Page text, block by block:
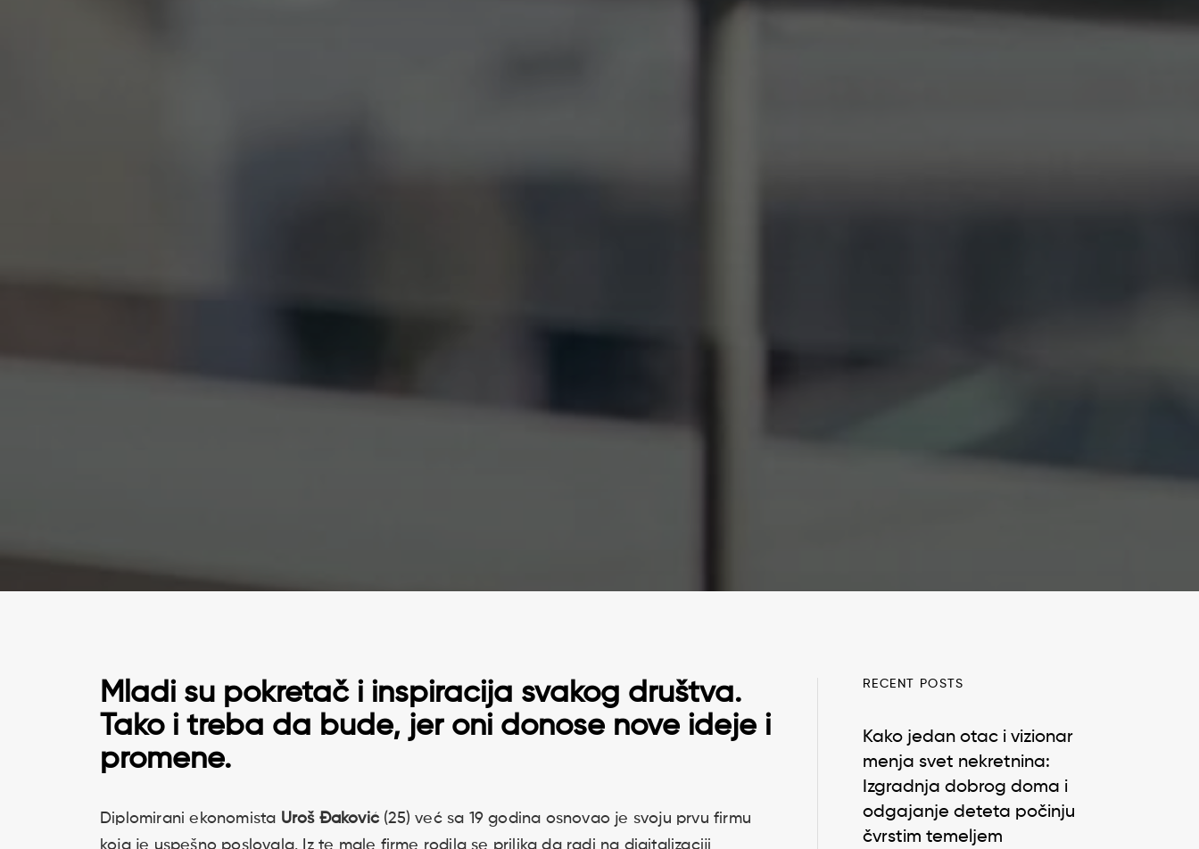
Mladi su pokretač i inspiracija svakog društva.
Tako i treba da bude, jer oni donose nove ideje i
promene.
Diplomirani ekonomista Uroš Đaković (25) već sa 19 godina osnovao je svoju prvu firmu
koja je uspešno poslovala. Iz te male firme rodila se prilika da radi na digitalizaciji
RECENT POSTS
Kako jedan otac i vizionar
menja svet nekretnina:
Izgradnja dobrog doma i
odgajanje deteta počinju
čvrstim temeljem